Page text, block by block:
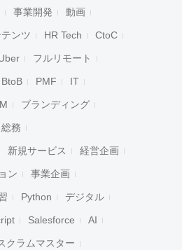
事業開発 動画
ンツ HR Tech CtoC
フルリモート
BtoB PMF IT
ブランディング
総務
新規サービス 経営企画
ン 事業企画
Python デジタル
Salesforce AI
クラムマスター